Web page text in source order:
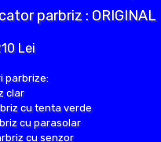
parbriz : ORIGINAL
Lei
parbrize:
clar
cu tenta verde
cu parasolar
cu senzor